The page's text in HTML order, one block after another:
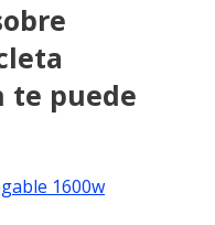
te puede